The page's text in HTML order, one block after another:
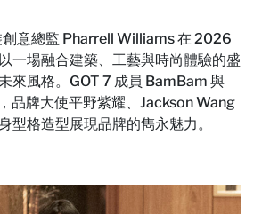
意總監 Pharrell Williams 在 2026
一場融合建築、工藝與時尚體驗的盛
來風格。GOT 7 成員 BamBam 與
品牌大使平野紫耀、Jackson Wang
型格造型展現品牌的雋永魅力。